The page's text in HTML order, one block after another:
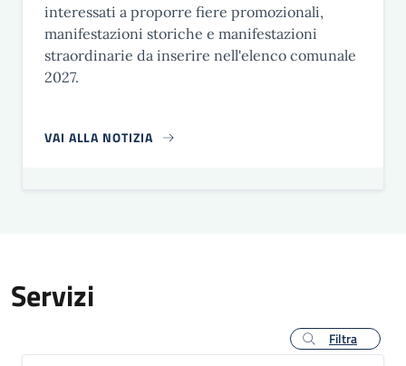
interessati a proporre fiere promozionali,
manifestazioni storiche e manifestazioni
straordinarie da inserire nell'elenco comunale
2027.
VAI ALLA NOTIZIA
Servizi
Filtra